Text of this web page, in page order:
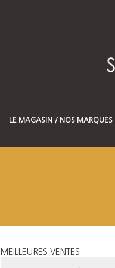
LE MAGASIN / NOS MARQUES
MEILLEURES VENTES